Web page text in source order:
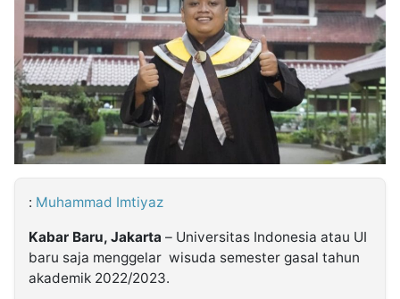
Insight
NTB
Suara
Time
Lens
IDN
Daily
Jogja
Jalan
Rakyat
Idealita
News
Kita
Notice
Dinamikapost.com
Radar
Baru
Seedbacklink
Follow
Kabarbaru
: Muhammad Imtiyaz
Kabar Baru, Jakarta – Universitas Indonesia atau UI
baru saja menggelar wisuda semester gasal tahun
akademik 2022/2023.